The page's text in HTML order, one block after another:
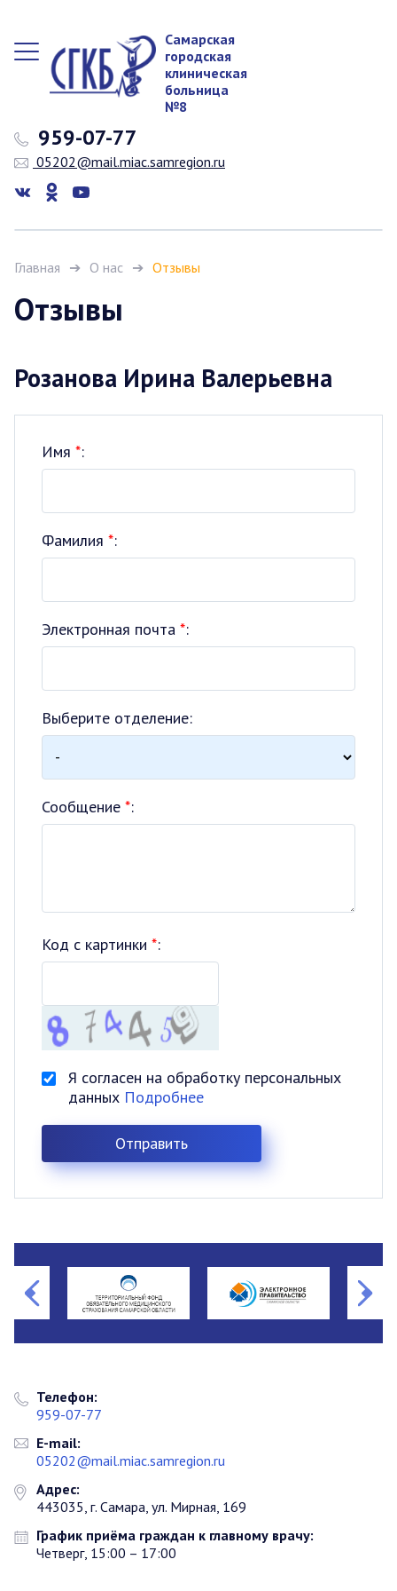
Самарская
городская
клиническая
больница
№8
959-07-77
05202@mail.miac.samregion.ru
Главная О нас Отзывы
Отзывы
Розанова Ирина Валерьевна
Имя *:
Фамилия *:
Электронная почта *:
Выберите отделение:
Сообщение *:
Код с картинки *:
Я согласен на обработку персональных
данных Подробнее
Телефон:
959-07-77
E-mail:
05202@mail.miac.samregion.ru
Адрес:
443035, г. Самара, ул. Мирная, 169
График приёма граждан к главному врачу:
Четверг, 15:00 – 17:00